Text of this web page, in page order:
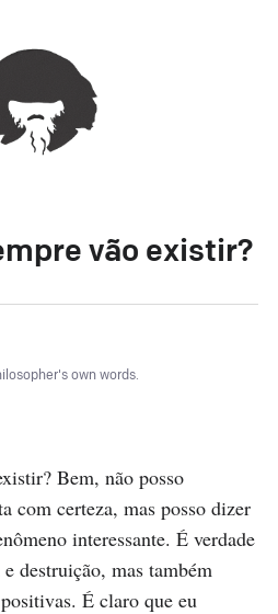
vão existir?
own words.
Bem, não posso
com certeza, mas posso dizer
interessante. É verdade
destruição, mas também
É claro que eu